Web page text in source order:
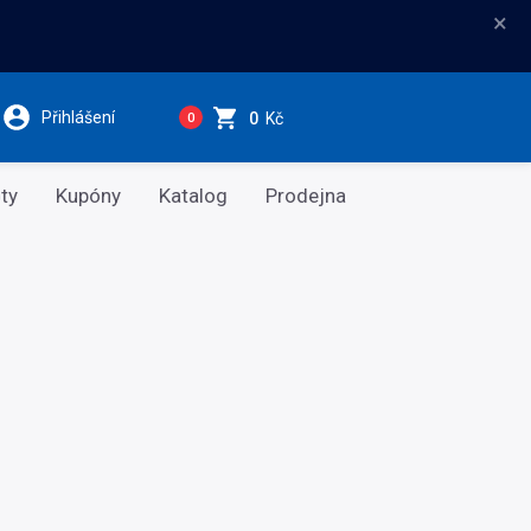
×
Přihlášení 0 0 Kč
Kupóny Katalog Prodejna